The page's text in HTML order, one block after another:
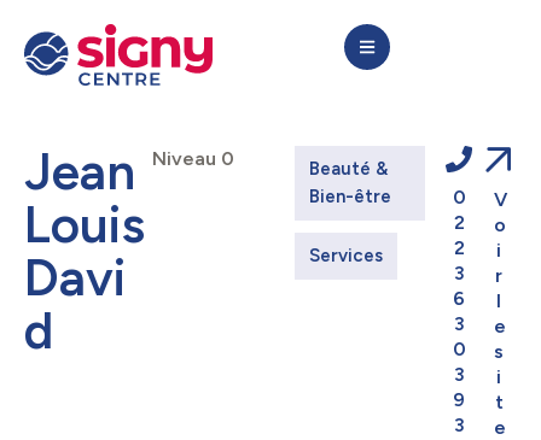
Jean
Louis
Davi
d
Niveau 0
Beauté &
Bien-être
Services
0
2
2
3
6
3
0
3
9
3
V
o
i
r
l
e
s
i
t
e